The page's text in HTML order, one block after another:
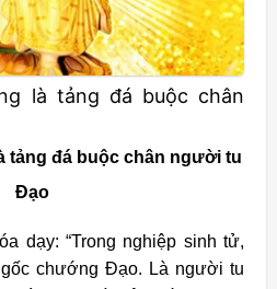
là tảng đá buộc chân
tảng đá buộc chân người tu
Đạo
dạy: “Trong nghiệp sinh tử,
chướng Ðạo. Là người tu